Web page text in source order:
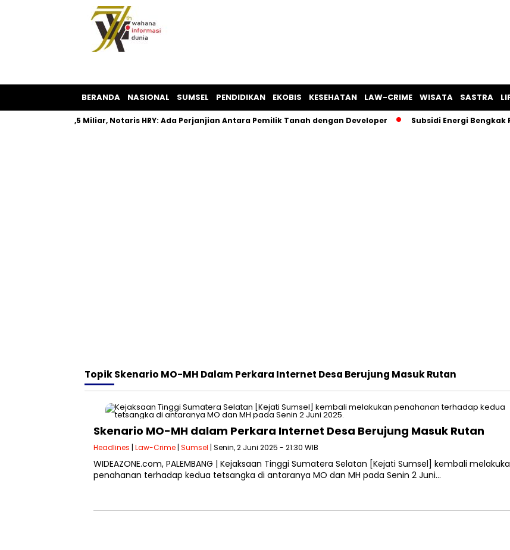
BERANDA NASIONAL SUMSEL PENDIDIKAN EKOBIS KESEHATAN LAW-CRIME WISATA SASTRA
SHM Rp1,5 Miliar, Notaris HRY: Ada Perjanjian Antara Pemilik Tanah dengan Developer Subsidi Energi Bengkak Rp3,5
TopikSkenario MO-MH Dalam Perkara Internet Desa Berujung Masuk Rutan
Skenario MO-MH dalam Perkara Internet Desa Berujung Masuk Rutan
Headlines | Law-Crime | Sumsel | Senin, 2 Juni 2025 - 21:30 WIB
WIDEAZONE.com, PALEMBANG | Kejaksaan Tinggi Sumatera Selatan [Kejati Sumsel] kembali
penahanan terhadap kedua tetsangka di antaranya MO dan MH pada Senin 2 Juni…